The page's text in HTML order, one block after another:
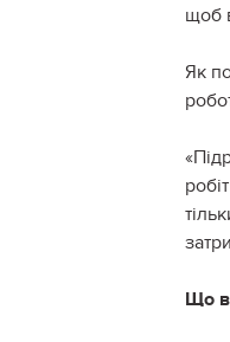
щоб
Як
Що